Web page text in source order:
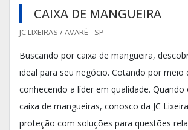
CAIXA DE MANGUEIRA
JC LIXEIRAS / AVARÉ - SP
Buscando por caixa de mangueira,
ideal para seu negócio. Cotando por meio
conhecendo a líder em qualidade. Quando
caixa de mangueiras, conosco da JC
proteção com soluções para questões